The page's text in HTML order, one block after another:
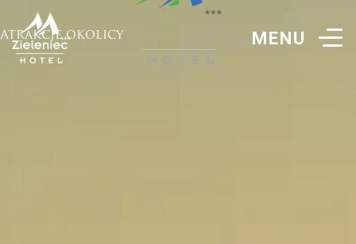
Atrakcje okolicy